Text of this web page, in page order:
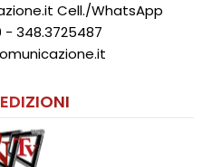
Cell./WhatsApp
- 348.3725487